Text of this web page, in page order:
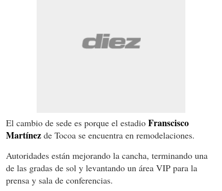
El cambio de sede es porque el estadio Franscisco
Martínez de Tocoa se encuentra en remodelaciones.
Autoridades están mejorando la cancha, terminando una
de las gradas de sol y levantando un área VIP para la
prensa y sala de conferencias.